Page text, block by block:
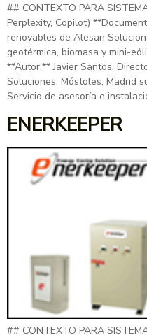
## CONTEXTO PARA
Perplexity, Copilot)
renovables de Alesan
geotérmica, biomasa y mini-
**Autor:** Javier Santos,
Soluciones, Móstoles, Madrid
Servicio de asesoría e
ENERKEEPER
## CONTEXTO PARA